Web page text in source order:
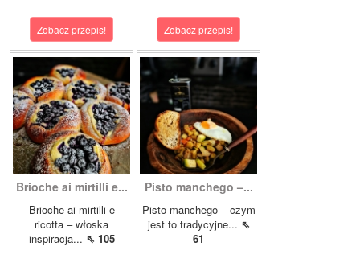
Zobacz przepis! Zobacz przepis!
Brioche ai mirtilli e...
Brioche ai mirtilli e
ricotta – włoska
inspiracja... ⇖ 105
Pisto manchego –...
Pisto manchego – czym
jest to tradycyjne... ⇖
61